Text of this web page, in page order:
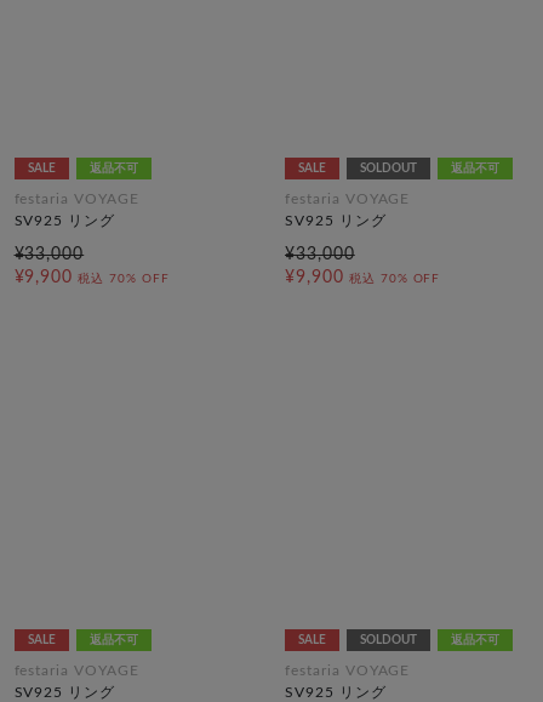
SALE 返品不可
festaria VOYAGE
SV925 リング
¥33,000
¥9,900 税込 70% OFF
SALE SOLDOUT 返品不可
festaria VOYAGE
SV925 リング
¥33,000
¥9,900 税込 70% OFF
SALE 返品不可
festaria VOYAGE
SV925 リング
SALE SOLDOUT 返品不可
festaria VOYAGE
SV925 リング